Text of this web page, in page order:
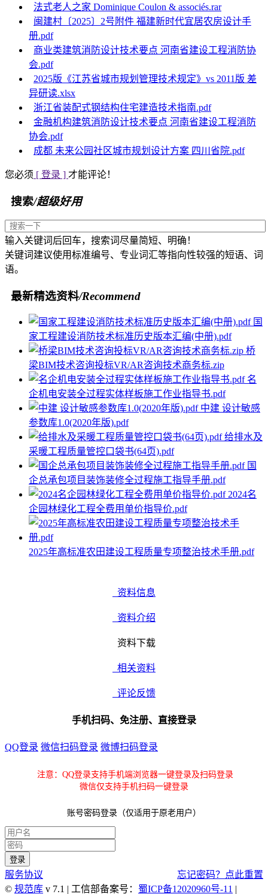
法式老人之家 Dominique Coulon & associés.rar
闽建村〔2025〕2号附件 福建新时代宜居农房设计手
册.pdf
商业类建筑消防设计技术要点 河南省建设工程消防协
会.pdf
2025版《江苏省城市规划管理技术规定》vs 2011版 差
异研读.xlsx
浙江省装配式钢结构住宅建造技术指南.pdf
金融机构建筑消防设计技术要点 河南省建设工程消防
协会.pdf
成都 未来公园社区城市规划设计方案 四川省院.pdf
您必须 [ 登录 ] 才能评论！
搜索/超级好用
输入关键词后回车，搜索词尽量简短、明确！
关键词建议使用标准编号、专业词汇等指向性较强的短语、词
语。
最新精选资料/Recommend
国
家工程建设消防技术标准历史版本汇编(中册).pdf
桥
梁BIM技术咨询投标VR/AR咨询技术商务标.zip
名
企机电安装全过程实体样板施工作业指导书.pdf
中建 设计敏感
参数库1.0(2020年版).pdf
给排水及
采暖工程质量管控口袋书(64页).pdf
国
企总承包项目装饰装修全过程施工指导手册.pdf
2024名
企园林绿化工程全费用单价指导价.pdf
2025年高标准农田建设工程质量专项整治技术手册.pdf
资料信息
资料介绍
资料下载
相关资料
评论反馈
手机扫码、免注册、直接登录
QQ登录 微信扫码登录 微博扫码登录
注意：QQ登录支持手机端浏览器一键登录及扫码登录
微信仅支持手机扫码一键登录
账号密码登录（仅适用于原老用户）
服务协议
忘记密码？点此重置
© 规范库 v 7.1 | 工信部备案号： 蜀ICP备12020960号-11 |